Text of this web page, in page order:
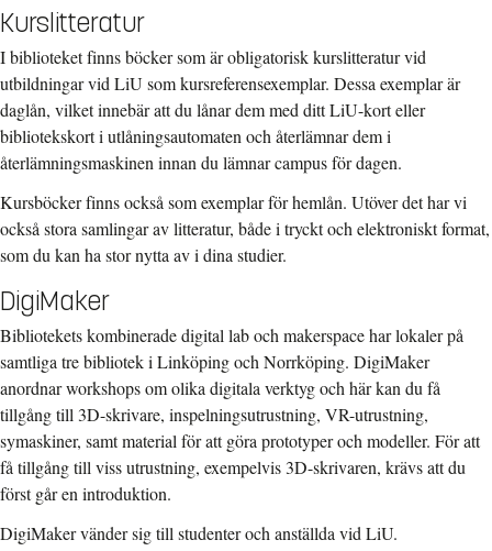
Kurslitteratur
I biblioteket finns böcker som är obligatorisk kurslitteratur vid
utbildningar vid LiU som kursreferensexemplar. Dessa exemplar är
daglån, vilket innebär att du lånar dem med ditt LiU-kort eller
bibliotekskort i utlåningsautomaten och återlämnar dem i
återlämningsmaskinen innan du lämnar campus för dagen.
Kursböcker finns också som exemplar för hemlån. Utöver det har vi
också stora samlingar av litteratur, både i tryckt och elektroniskt format,
som du kan ha stor nytta av i dina studier.
DigiMaker
Bibliotekets kombinerade digital lab och makerspace har lokaler på
samtliga tre bibliotek i Linköping och Norrköping. DigiMaker
anordnar workshops om olika digitala verktyg och här kan du få
tillgång till 3D-skrivare, inspelningsutrustning, VR-utrustning,
symaskiner, samt material för att göra prototyper och modeller. För att
få tillgång till viss utrustning, exempelvis 3D-skrivaren, krävs att du
först går en introduktion.
DigiMaker vänder sig till studenter och anställda vid LiU.